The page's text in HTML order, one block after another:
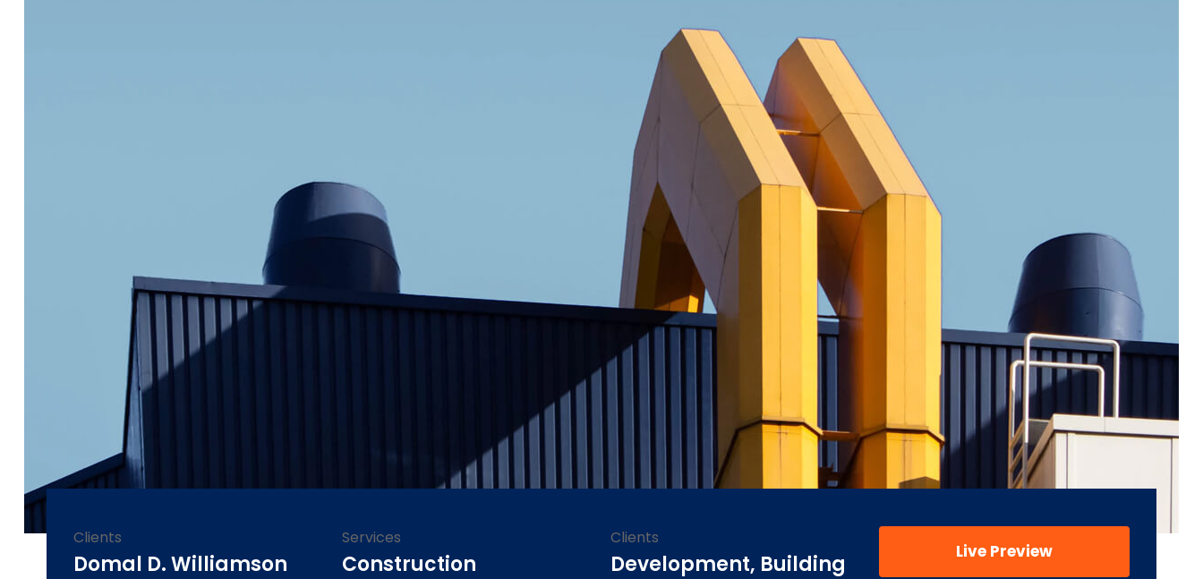
Clients
Domal D. Williamson
Services
Construction
Clients
Development, Building Live Preview